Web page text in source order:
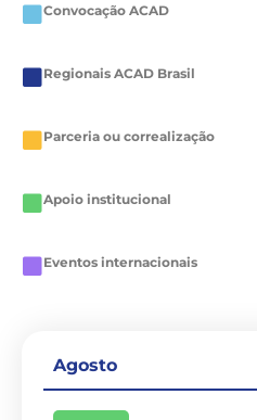
Convocação ACAD
Regionais ACAD Brasil
Parceria ou correalização
Apoio institucional
Eventos internacionais
Agosto